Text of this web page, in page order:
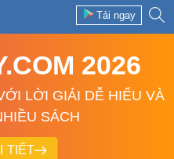
Tải ngay
2026
LỜI GIẢI DỄ HIỂU VÀ
SÁCH
TIẾT